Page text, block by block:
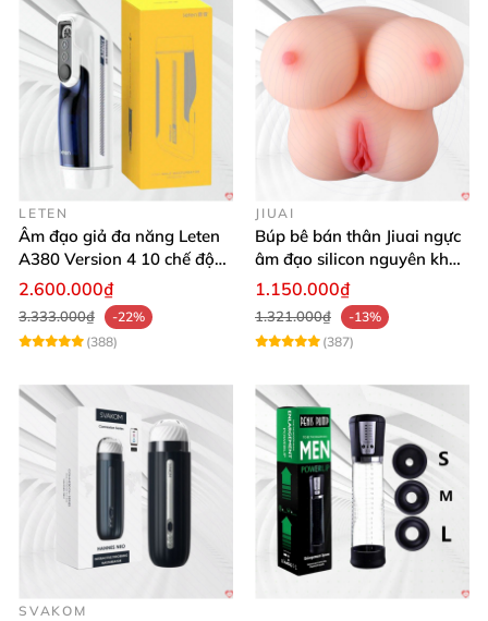
LETEN
Âm đạo giả đa năng Leten
A380 Version 4 10 chế độ
bú mút sục
2.600.000₫
3.333.000₫
-22%
(388)
JIUAI
Búp bê bán thân Jiuai ngực
âm đạo silicon nguyên khối
cao cấp
1.150.000₫
1.321.000₫
-13%
(387)
SVAKOM